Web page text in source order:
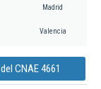
Madrid
Valencia
CNAE 4661